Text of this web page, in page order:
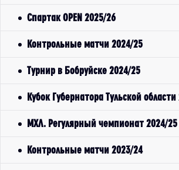
Спартак OPEN 2025/26
Контрольные матчи 2024/25
Турнир в Бобруйске 2024/25
Кубок Губернатора Тульской
МХЛ. Регулярный чемпионат 2024/25
Контрольные матчи 2023/24